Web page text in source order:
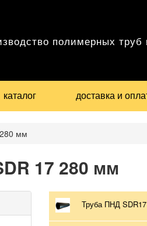
полимерных
каталог доставка и
280 мм
17 280 мм
Труба ПНД